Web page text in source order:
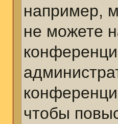
например,
не можете
чтобы